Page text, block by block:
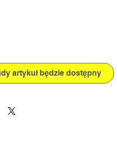
artykuł będzie dostępny